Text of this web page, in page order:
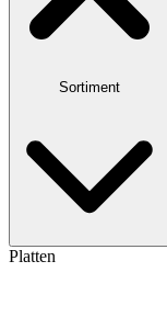
Sortiment
Platten